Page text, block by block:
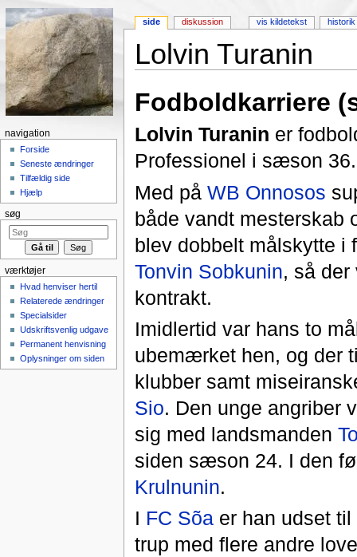
Lolvin Turanin
Fodboldkarriere
Lolvin Turanin er
Professionel i sæson 36.
Med på WB Onnosos
både vandt mesterskab
blev dobbelt målskytte i
Tonvin Sobkunin, så
kontrakt.
Imidlertid var hans to
ubemærket hen, og der
klubber samt
Sio. Den unge angriber
sig med landsmanden
siden sæson 24. I den
Krulnunin.
I FC Sõaer han udset til
trup med flere andre
side diskussion vis kildetekst historik
navigation
Forside
Seneste ændringer
Tilfældig side
Hjælp
søg
værktøjer
Hvad henviser hertil
Relaterede ændringer
Specialsider
Udskriftsvenlig udgave
Permanent henvisning
Oplysninger om siden